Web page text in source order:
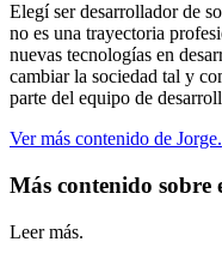
Elegí ser desarrollador de
no es una trayectoria
nuevas tecnologías en
cambiar la sociedad tal y
parte del equipo de
Ver más contenido de Jorge.
Más contenido sobre
Leer más.